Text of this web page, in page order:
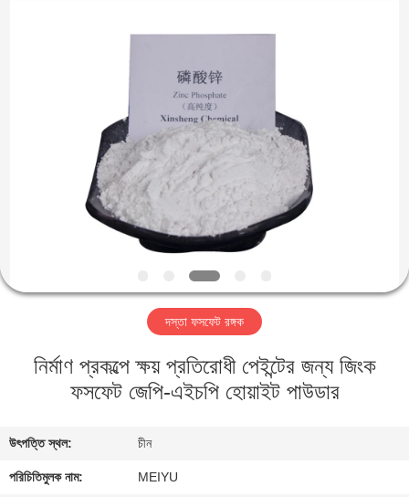
আমাদের
সম্বন্ধে
কারখানা
গুণমান
নিয়ন্ত্রণ
দস্তা ফসফেট রঙ্গক
নির্মাণ প্রকল্পে ক্ষয় প্রতিরোধী পেইন্টের জন্য জিংক
ফসফেট জেপি-এইচপি হোয়াইট পাউডার
উৎপত্তি স্থল: চীন
পরিচিতিমুলক নাম: MEIYU